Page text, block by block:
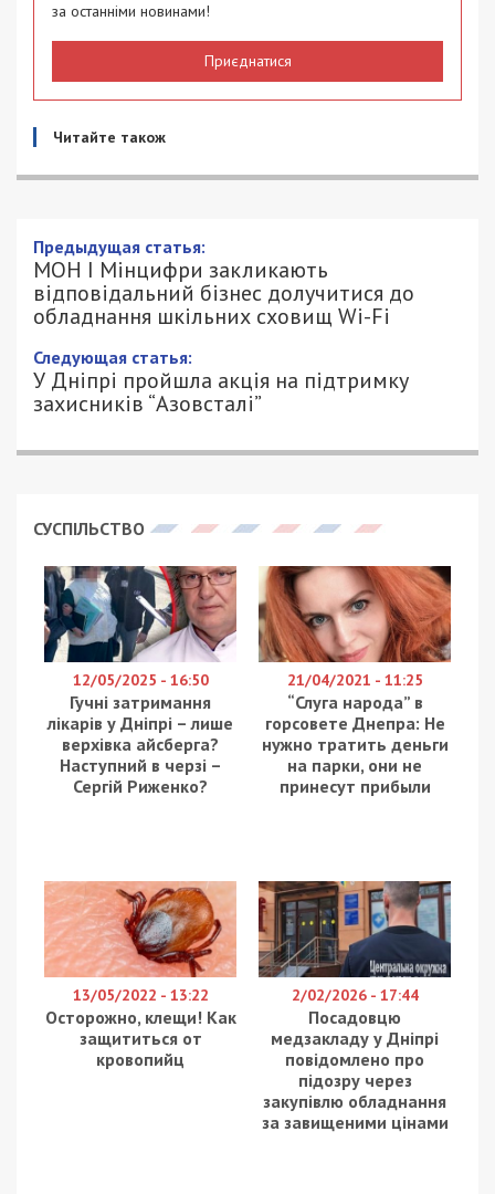
за останніми новинами!
Приєднатися
Читайте також
Предыдущая статья:
МОН І Мінцифри закликають
відповідальний бізнес долучитися до
обладнання шкільних сховищ Wi-Fi
Следующая статья:
У Дніпрі пройшла акція на підтримку
захисників “Азовсталі”
СУСПІЛЬСТВО
12/05/2025 - 16:50
Гучні затримання
лікарів у Дніпрі – лише
верхівка айсберга?
Наступний в черзі –
Сергій Риженко?
21/04/2021 - 11:25
“Слуга народа” в
горсовете Днепра: Не
нужно тратить деньги
на парки, они не
принесут прибыли
13/05/2022 - 13:22
Осторожно, клещи! Как
защититься от
кровопийц
2/02/2026 - 17:44
Посадовцю
медзакладу у Дніпрі
повідомлено про
підозру через
закупівлю обладнання
за завищеними цінами